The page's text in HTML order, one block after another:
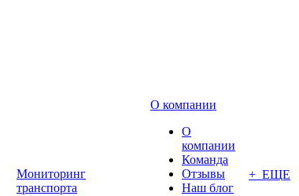
Мониторинг
транспорта
О компании
О
компании
Команда
Отзывы
Наш блог
+ ЕЩЕ